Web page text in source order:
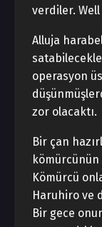
verdiler. Well
Alluja
operasyon
zor olacaktı.
Bir çan
Kömürcü
Haruhiro ve
Bir gece